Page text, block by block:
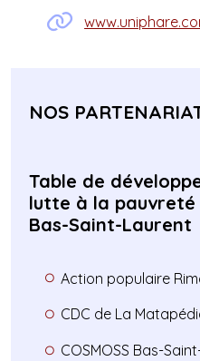
NOS
Table de
lutte à la pauvreté
Bas-Saint-Laurent
Action populaire
CDC de La
COSMOSS Bas-